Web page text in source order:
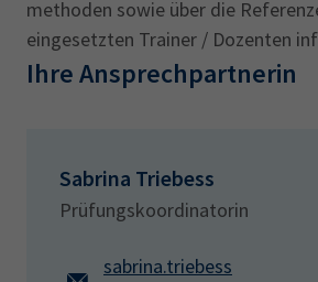
methoden sowie über die
eingesetzten Trainer / Dozenten
Ihre Ansprechpartnerin
Sabrina Triebess
Prüfungskoordinatorin
sabrina.triebess